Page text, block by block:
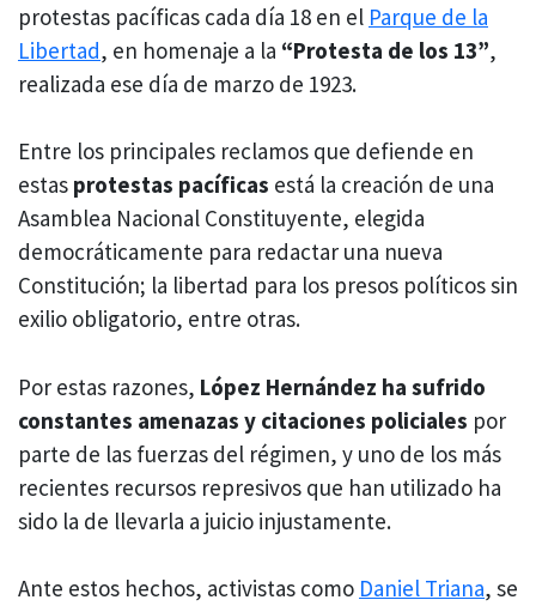
protestas pacíficas cada día 18 en el Parque de la
Libertad, en homenaje a la “Protesta de los 13”,
realizada ese día de marzo de 1923.
Entre los principales reclamos que defiende en
estas protestas pacíficas está la creación de una
Asamblea Nacional Constituyente, elegida
democráticamente para redactar una nueva
Constitución; la libertad para los presos políticos sin
exilio obligatorio, entre otras.
Por estas razones, López Hernández ha sufrido
constantes amenazas y citaciones policiales por
parte de las fuerzas del régimen, y uno de los más
recientes recursos represivos que han utilizado ha
sido la de llevarla a juicio injustamente.
Ante estos hechos, activistas como Daniel Triana, se